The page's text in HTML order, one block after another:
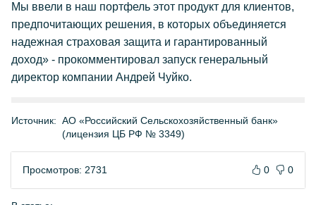
Мы ввели в наш портфель этот продукт для клиентов,
предпочитающих решения, в которых объединяется
надежная страховая защита и гарантированный
доход» - прокомментировал запуск генеральный
директор компании Андрей Чуйко.
Источник: АО «Российский Сельскохозяйственный банк»
(лицензия ЦБ РФ № 3349)
Просмотров: 2731 0 0